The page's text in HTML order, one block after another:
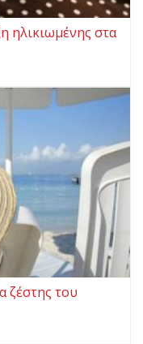
ηλικιωμένης στα
ζέστης του